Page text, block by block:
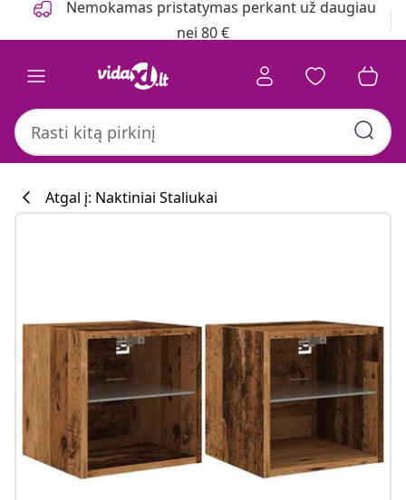
Nemokamas pristatymas perkant už daugiau
nei 80 €
Atgal į: Naktiniai Staliukai